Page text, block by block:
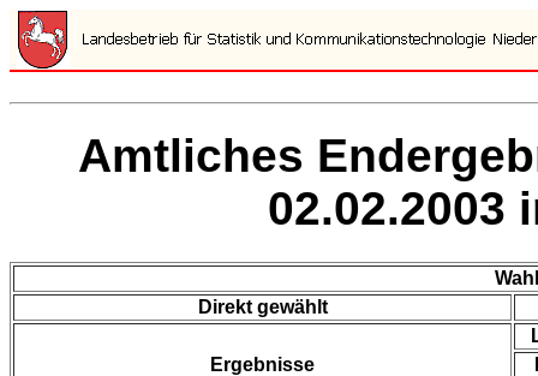
Amtliches
02.02.2003
Direkt gewählt
Ergebnisse